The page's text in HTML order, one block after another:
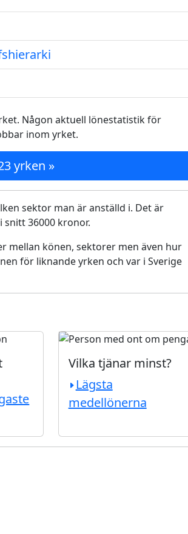
Någon aktuell lönestatistik för
inom yrket.
yrken »
sektor man är anställd i. Det är
36000 kronor.
mellan könen, sektorer men även hur
för liknande yrken och var i Sverige
Vilka tjänar minst?
Lägsta
medellönerna